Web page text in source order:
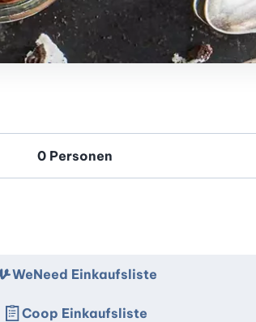
WeNeed Einkaufsliste
Coop Einkaufsliste